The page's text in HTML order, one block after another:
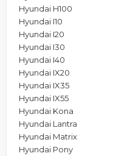
Hyundai H100
Hyundai I10
Hyundai I20
Hyundai I30
Hyundai I40
Hyundai IX20
Hyundai IX35
Hyundai IX55
Hyundai Kona
Hyundai Lantra
Hyundai Matrix
Hyundai Pony